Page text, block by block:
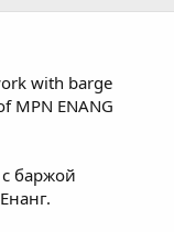
with barge
MPN ENANG
баржой